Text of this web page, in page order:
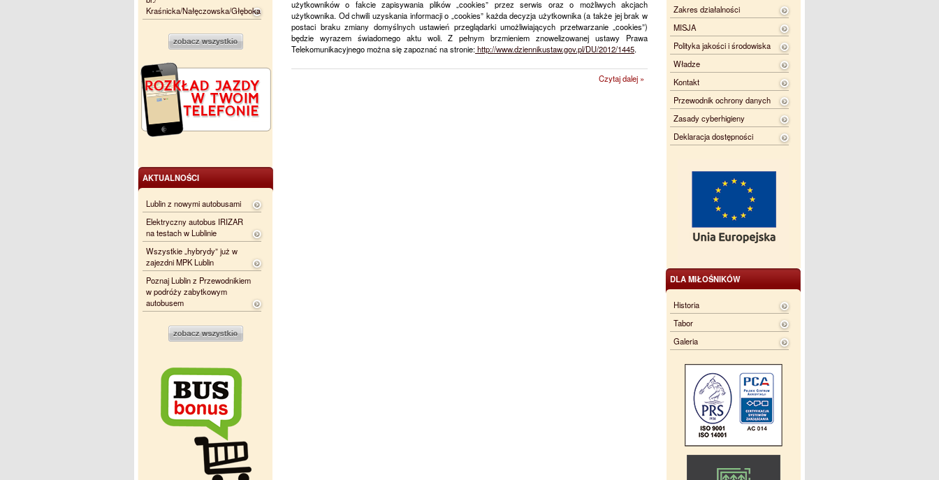
Zakres działalności
MISJA
Polityka jakości i środowiska
Władze
Kontakt
Przewodnik ochrony danych
Zasady cyberhigieny
Deklaracja dostępności
DLA MIŁOŚNIKÓW
Historia
Tabor
Galeria
użytkowników o fakcie zapisywania plików „cookies” przez serwis oraz o możliwych akcjach
użytkownika. Od chwili uzyskania informacji o „cookies” każda decyzja użytkownika (a także jej brak w
postaci braku zmiany domyślnych ustawień przeglądarki umożliwiających przetwarzanie „cookies”)
będzie wyrazem świadomego aktu woli. Z pełnym brzmieniem znowelizowanej ustawy Prawa
Telekomunikacyjnego można się zapoznać na stronie:http://www.dziennikustaw.gov.pl/DU/2012/1445.
Czytaj dalej »
Kraśnicka/Nałęczowska/Głęboka
AKTUALNOŚCI
Lublin z nowymi autobusami
Elektryczny autobus IRIZAR
na testach w Lublinie
Wszystkie „hybrydy” już w
zajezdni MPK Lublin
Poznaj Lublin z Przewodnikiem
w podróży zabytkowym
autobusem